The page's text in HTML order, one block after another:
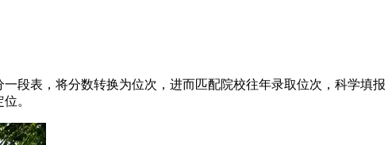
段表，将分数转换为位次，进而匹配院校往年录取位次，科学填报
。